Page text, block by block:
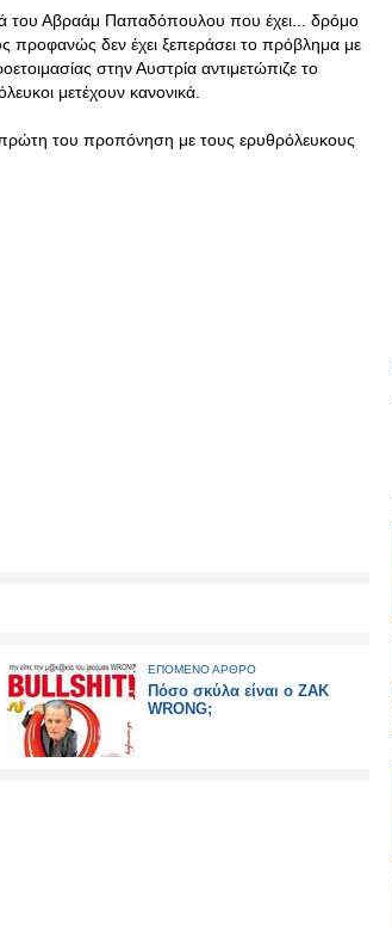
του Αβραάμ Παπαδόπουλου που έχει... δρόμο
προφανώς δεν έχει ξεπεράσει το πρόβλημα με
στην Αυστρία αντιμετώπιζε το
μετέχουν κανονικά.
του προπόνηση με τους ερυθρόλευκους
ΕΠΟΜΕΝΟ ΑΡΘΡΟ
Πόσο σκύλα είναι ο ΖΑΚ
WRONG;